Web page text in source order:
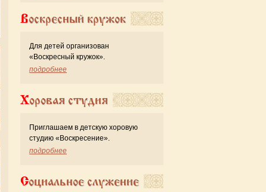
Воскресный кружок
Для детей организован
«Воскресный кружок».
подробнее
Хоровая студия
Приглашаем в детскую хоровую
студию «Воскресение».
подробнее
Социальное служение